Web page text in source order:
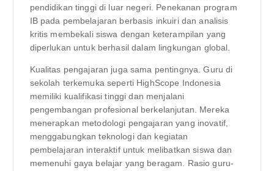
pendidikan tinggi di luar negeri. Penekanan program
IB pada pembelajaran berbasis inkuiri dan analisis
kritis membekali siswa dengan keterampilan yang
diperlukan untuk berhasil dalam lingkungan global.
Kualitas pengajaran juga sama pentingnya. Guru di
sekolah terkemuka seperti HighScope Indonesia
memiliki kualifikasi tinggi dan menjalani
pengembangan profesional berkelanjutan. Mereka
menerapkan metodologi pengajaran yang inovatif,
menggabungkan teknologi dan kegiatan
pembelajaran interaktif untuk melibatkan siswa dan
memenuhi gaya belajar yang beragam. Rasio guru-